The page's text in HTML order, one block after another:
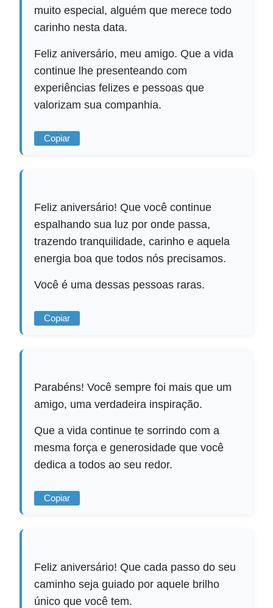
muito especial, alguém que merece todo
carinho nesta data.
Feliz aniversário, meu amigo. Que a vida
continue lhe presenteando com
experiências felizes e pessoas que
valorizam sua companhia.
Copiar
Feliz aniversário! Que você continue
espalhando sua luz por onde passa,
trazendo tranquilidade, carinho e aquela
energia boa que todos nós precisamos.
Você é uma dessas pessoas raras.
Copiar
Parabéns! Você sempre foi mais que um
amigo, uma verdadeira inspiração.
Que a vida continue te sorrindo com a
mesma força e generosidade que você
dedica a todos ao seu redor.
Copiar
Feliz aniversário! Que cada passo do seu
caminho seja guiado por aquele brilho
único que você tem.